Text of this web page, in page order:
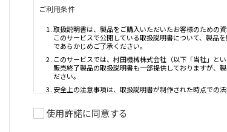
使用許諾に同意する